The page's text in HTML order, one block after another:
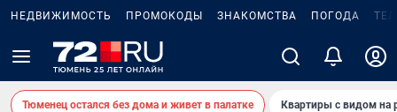
НЕДВИЖИМОСТЬ ПРОМОКОДЫ ЗНАКОМСТВА ПОГОДА
Тюменец остался без дома и живет в палатке Квартиры с видом на